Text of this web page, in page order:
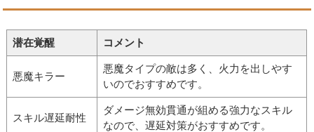
潜在覚醒 コメント
悪魔キラー
悪魔タイプの敵は多く、火力を出しやす
いのでおすすめです。
スキル遅延耐性
ダメージ無効貫通が組める強力なスキル
なので、遅延対策がおすすめです。